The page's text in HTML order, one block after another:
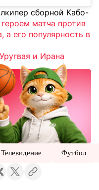
сборной Кабо-
матча против
а его популярность в
и Ирана
Телевидение Футбол